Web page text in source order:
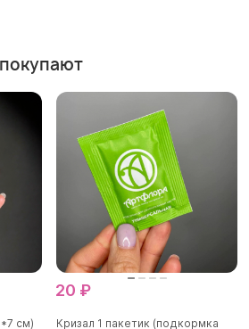
см)
20 ₽
Кризал 1 пакетик (подкормка